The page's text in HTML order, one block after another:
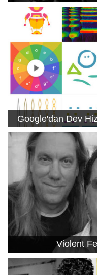
Google'dan Dev
Violent